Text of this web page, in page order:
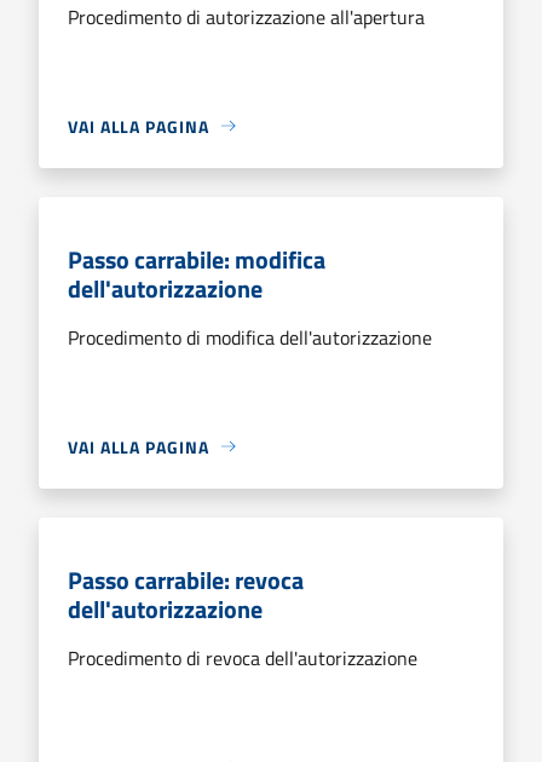
Procedimento di autorizzazione all'apertura
VAI ALLA PAGINA
Passo carrabile: modifica
dell'autorizzazione
Procedimento di modifica dell'autorizzazione
VAI ALLA PAGINA
Passo carrabile: revoca
dell'autorizzazione
Procedimento di revoca dell'autorizzazione